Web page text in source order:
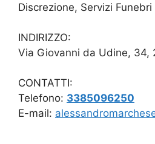
Discrezione, Servizi
INDIRIZZO:
Via Giovanni da Udine, 34,
CONTATTI:
Telefono: 3385096250
E-mail: